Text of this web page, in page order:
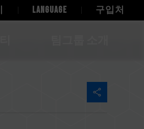
LANGUAGE 구입처